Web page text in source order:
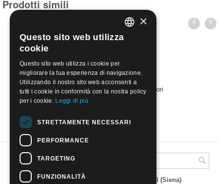
Prodotti simili
NIGER 1985 - Antilopi - WWF, 4 valori
A.M.Phil di Andrea Mulinacci
P.za V. Emanuele 23 - 53019 VAGLIAGLI (Siena)
ITALIAN
×
Questo sito web utilizza
cookie
Questo sito web utilizza i cookie per
migliorare la tua esperienza di navigazione.
Utilizzando il nostro sito web acconsenti a
tutti i cookie in conformità con la nostra policy
per i cookie. Leggi di più
STRETTAMENTE NECESSARI
PERFORMANCE
TARGETING
FUNZIONALITÀ